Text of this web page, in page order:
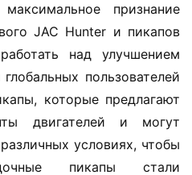
признание
JAC Hunter и пикапов
над улучшением
пользователей
которые предлагают
двигателей и могут
условиях, чтобы
пикапы стали